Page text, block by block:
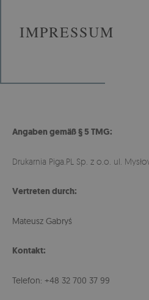
IMPRESSUM
Angaben gemäß § 5 TMG:
Drukarnia Piga.PL Sp. z o.o. ul.
Vertreten durch:
Mateusz Gabryś
Kontakt:
Telefon: +48 32 700 37 99